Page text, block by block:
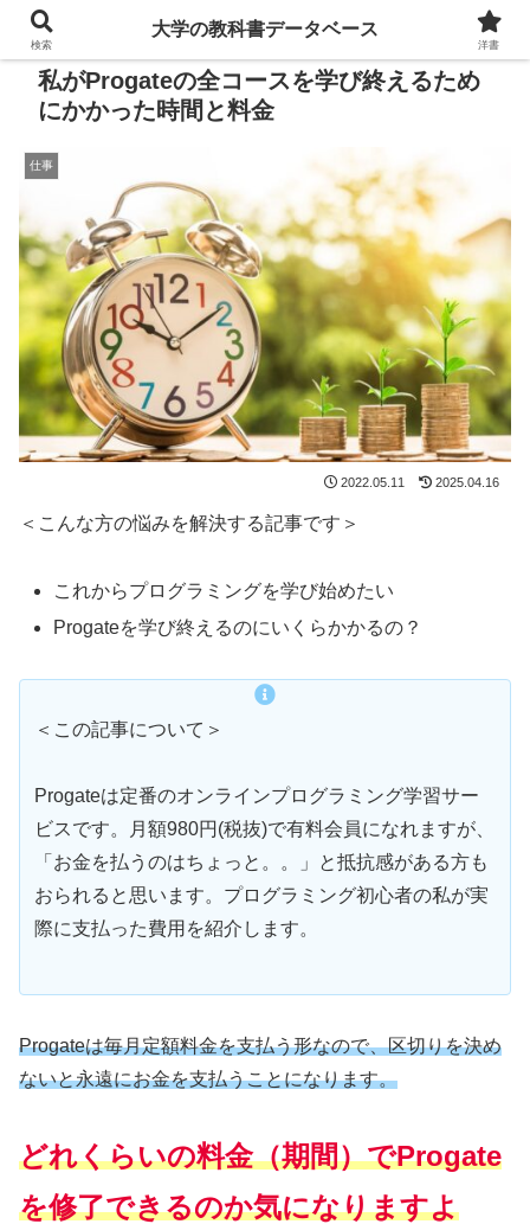
私がProgateの全コースを学び終えるため
にかかった時間と料金
仕事
2022.05.11 2025.04.16
＜こんな方の悩みを解決する記事です＞
これからプログラミングを学び始めたい
Progateを学び終えるのにいくらかかるの？
＜この記事について＞
Progateは定番のオンラインプログラミング学習サー
ビスです。月額980円(税抜)で有料会員になれますが、
「お金を払うのはちょっと。。」と抵抗感がある方も
おられると思います。プログラミング初心者の私が実
際に支払った費用を紹介します。
Progateは毎月定額料金を支払う形なので、区切りを決め
ないと永遠にお金を支払うことになります。
どれくらいの料金（期間）でProgate
を修了できるのか気になりますよ
検索
大学の教科書データベース
洋書